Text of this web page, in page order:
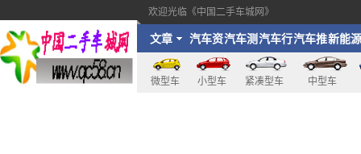
欢迎光临《中国二手车城网》
文章 汽车资
讯
汽车测
评
汽车行
业
汽车推
荐
新能源
微型车 小型车 紧凑型车 中型车